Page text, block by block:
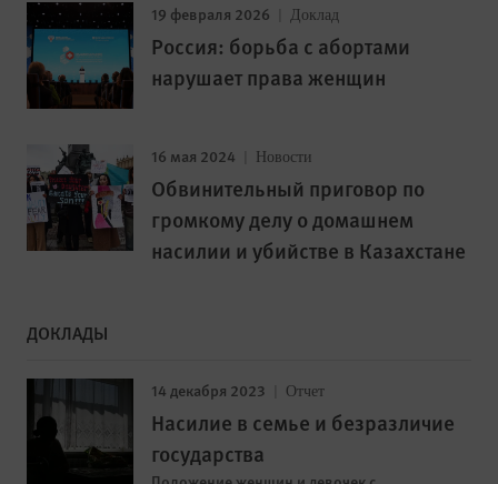
19 февраля 2026 Доклад
Россия: борьба с абортами
нарушает права женщин
16 мая 2024 Новости
Обвинительный приговор по
громкому делу о домашнем
насилии и убийстве в Казахстане
ДОКЛАДЫ
14 декабря 2023 Отчет
Насилие в семье и безразличие
государства